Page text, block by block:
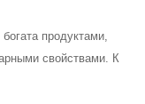
продуктами,
свойствами. К